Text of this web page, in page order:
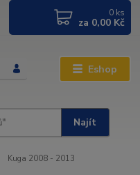
Eshop
Najít
0 ks
za 0,00 Kč
Kuga 2008 - 2013